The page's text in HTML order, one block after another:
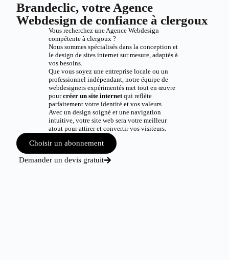
Brandeclic, votre Agence
Webdesign de confiance à clergoux
Vous recherchez une Agence Webdesign
compétente à clergoux ?
Nous sommes spécialisés dans la conception et
le design de sites internet sur mesure, adaptés à
vos besoins.
Que vous soyez une entreprise locale ou un
professionnel indépendant, notre équipe de
webdesigners expérimentés met tout en œuvre
pourcréer un site internetqui reflète
parfaitement votre identité et vos valeurs.
Avec un design soigné et une navigation
intuitive, votre site web sera votre meilleur
atout pour attirer et convertir vos visiteurs.
Choisir un abonnement
Demander un devis gratuit